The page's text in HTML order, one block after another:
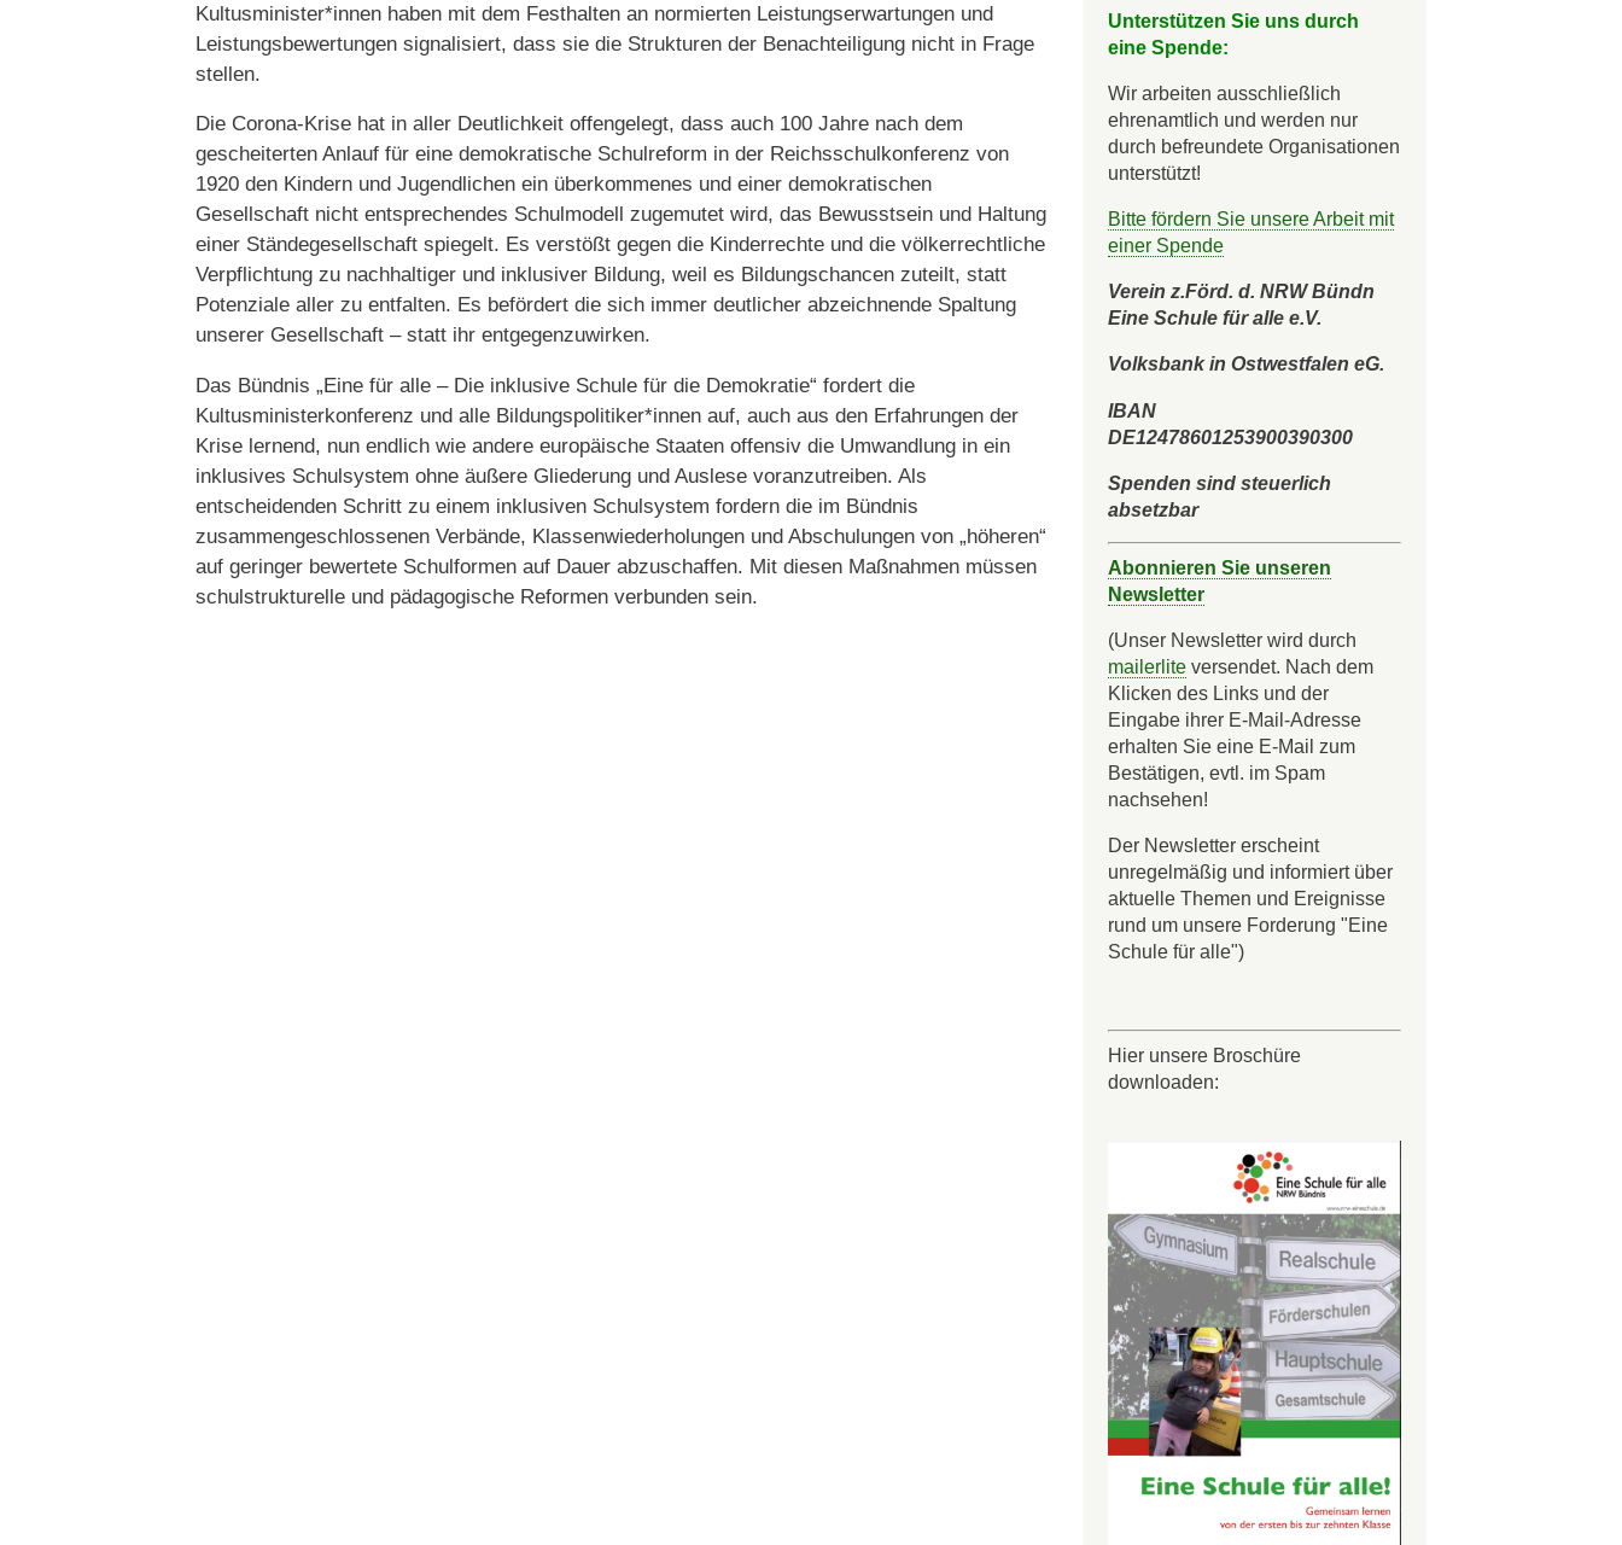
Kultusminister*innen haben mit dem Festhalten an normierten Leistungserwartungen und
Leistungsbewertungen signalisiert, dass sie die Strukturen der Benachteiligung nicht in Frage
stellen.
Die Corona-Krise hat in aller Deutlichkeit offengelegt, dass auch 100 Jahre nach dem
gescheiterten Anlauf für eine demokratische Schulreform in der Reichsschulkonferenz von
1920 den Kindern und Jugendlichen ein überkommenes und einer demokratischen
Gesellschaft nicht entsprechendes Schulmodell zugemutet wird, das Bewusstsein und Haltung
einer Ständegesellschaft spiegelt. Es verstößt gegen die Kinderrechte und die völkerrechtliche
Verpflichtung zu nachhaltiger und inklusiver Bildung, weil es Bildungschancen zuteilt, statt
Potenziale aller zu entfalten. Es befördert die sich immer deutlicher abzeichnende Spaltung
unserer Gesellschaft – statt ihr entgegenzuwirken.
Das Bündnis „Eine für alle – Die inklusive Schule für die Demokratie“ fordert die
Kultusministerkonferenz und alle Bildungspolitiker*innen auf, auch aus den Erfahrungen der
Krise lernend, nun endlich wie andere europäische Staaten offensiv die Umwandlung in ein
inklusives Schulsystem ohne äußere Gliederung und Auslese voranzutreiben. Als
entscheidenden Schritt zu einem inklusiven Schulsystem fordern die im Bündnis
zusammengeschlossenen Verbände, Klassenwiederholungen und Abschulungen von „höheren“
auf geringer bewertete Schulformen auf Dauer abzuschaffen. Mit diesen Maßnahmen müssen
schulstrukturelle und pädagogische Reformen verbunden sein.
Unterstützen Sie uns durch
eine Spende:
Wir arbeiten ausschließlich
ehrenamtlich und werden nur
durch befreundete Organisationen
unterstützt!
Bitte fördern Sie unsere Arbeit mit
einer Spende
Verein z.Förd. d. NRW Bündn
Eine Schule für alle e.V.
Volksbank in Ostwestfalen eG.
IBAN
DE12478601253900390300
Spenden sind steuerlich
absetzbar
Abonnieren Sie unseren
Newsletter
(Unser Newsletter wird durch
mailerlite versendet. Nach dem
Klicken des Links und der
Eingabe ihrer E-Mail-Adresse
erhalten Sie eine E-Mail zum
Bestätigen, evtl. im Spam
nachsehen!
Der Newsletter erscheint
unregelmäßig und informiert über
aktuelle Themen und Ereignisse
rund um unsere Forderung "Eine
Schule für alle")
Hier unsere Broschüre
downloaden: